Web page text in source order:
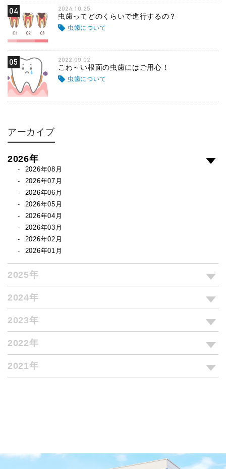
04 2024.10.25
虫歯ってどのくらいで進行するの？
虫歯について
05 2022.09.02
こわ～い根面の虫歯にはご用心！
虫歯について
アーカイブ
2026年
2026年08月
2026年07月
2026年06月
2026年05月
2026年04月
2026年03月
2026年02月
2026年01月
2025年
2024年
2023年
2022年
2021年